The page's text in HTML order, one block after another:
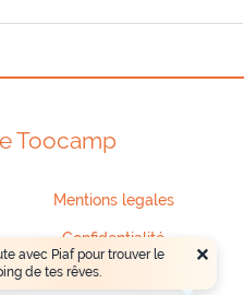
Toocamp
Mentions legales
Confidentialité ×
avec Piaf pour trouver le
de tes rêves.